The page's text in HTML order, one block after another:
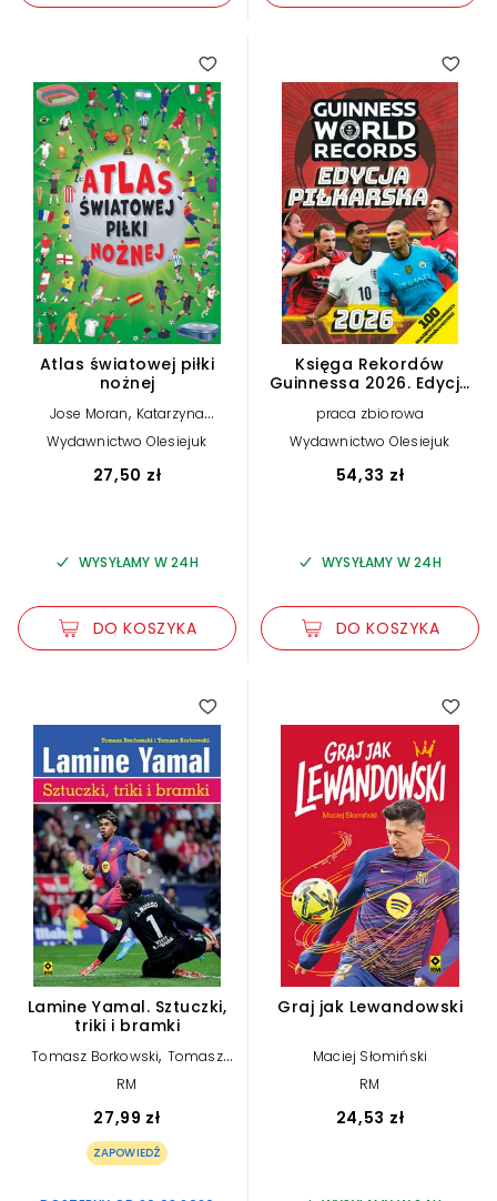
Atlas światowej piłki
nożnej
Jose Moran, Katarzyna
Łączyńska (tłum.),
Cristina
Garcia (ilustr.)
Wydawnictwo Olesiejuk
27,50 zł
WYSYŁAMY W 24H
DO KOSZYKA
Księga Rekordów
Guinnessa 2026. Edycja
praca zbiorowa
Wydawnictwo Olesiejuk
54,33 zł
WYSYŁAMY W 24H
DO KOSZYKA
Lamine Yamal. Sztuczki,
triki i bramki
Tomasz Borkowski, Tomasz
Bocheński
RM
27,99 zł
ZAPOWIEDŹ
Graj jak Lewandowski
Maciej Słomiński
RM
24,53 zł